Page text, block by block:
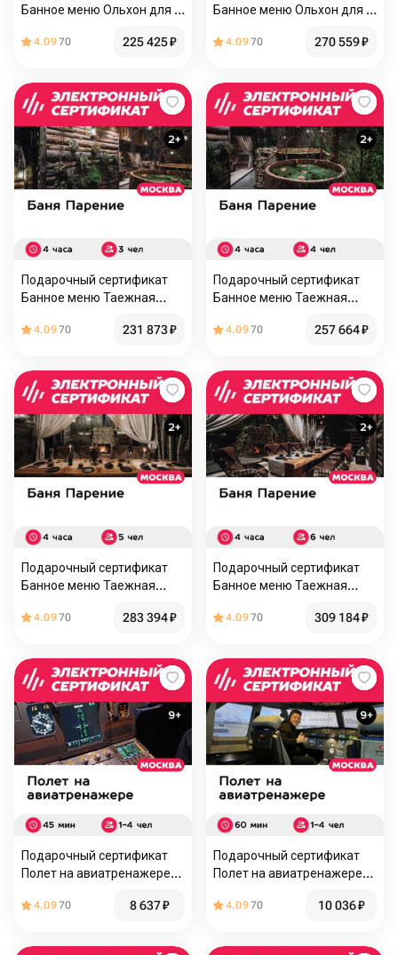
Банное меню Ольхон для 5
4.0970 225 425₽
Банное меню Ольхон для 6
4.0970 270 559₽
Подарочный сертификат
Банное меню Таежная
(Москва)
4.0970 231 873₽
Подарочный сертификат
Банное меню Таежная
(Москва)
4.0970 257 664₽
Подарочный сертификат
Банное меню Таежная
(Москва)
4.0970 283 394₽
Подарочный сертификат
Банное меню Таежная
(Москва)
4.0970 309 184₽
Подарочный сертификат
Полет на авиатренажере
минут для 1-4 чел., будни
4.0970 8 637₽
Подарочный сертификат
Полет на авиатренажере
мин. для 1-4 чел., будни
4.0970 10 036₽